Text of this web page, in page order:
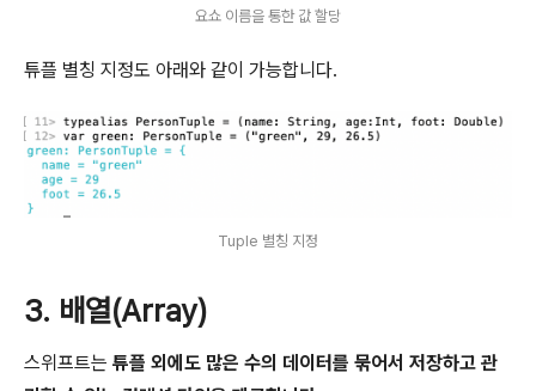
요쇼 이름을 통한 값 할당
튜플 별칭 지정도 아래와 같이 가능합니다.
Tuple 별칭 지정
3. 배열(Array)
스위프트는 튜플 외에도 많은 수의 데이터를 묶어서 저장하고 관